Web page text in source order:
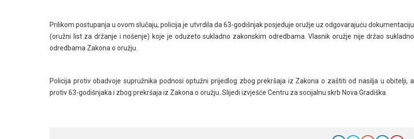
Prilikom postupanja u ovom slučaju, policija je utvrdila da 63-godišnjak posjeduje oružje uz odgovarajuću dokumentaciju
(oružni list za držanje i nošenje) koje je oduzeto sukladno zakonskim odredbama. Vlasnik oružje nije držao sukladno
odredbama Zakona o oružju.
Policija protiv obadvoje supružnika podnosi optužni prijedlog zbog prekršaja iz Zakona o zaštiti od nasilja u obitelji, a
protiv 63-godišnjaka i zbog prekršaja iz Zakona o oružju. Slijedi izvješće Centru za socijalnu skrb Nova Gradiška.